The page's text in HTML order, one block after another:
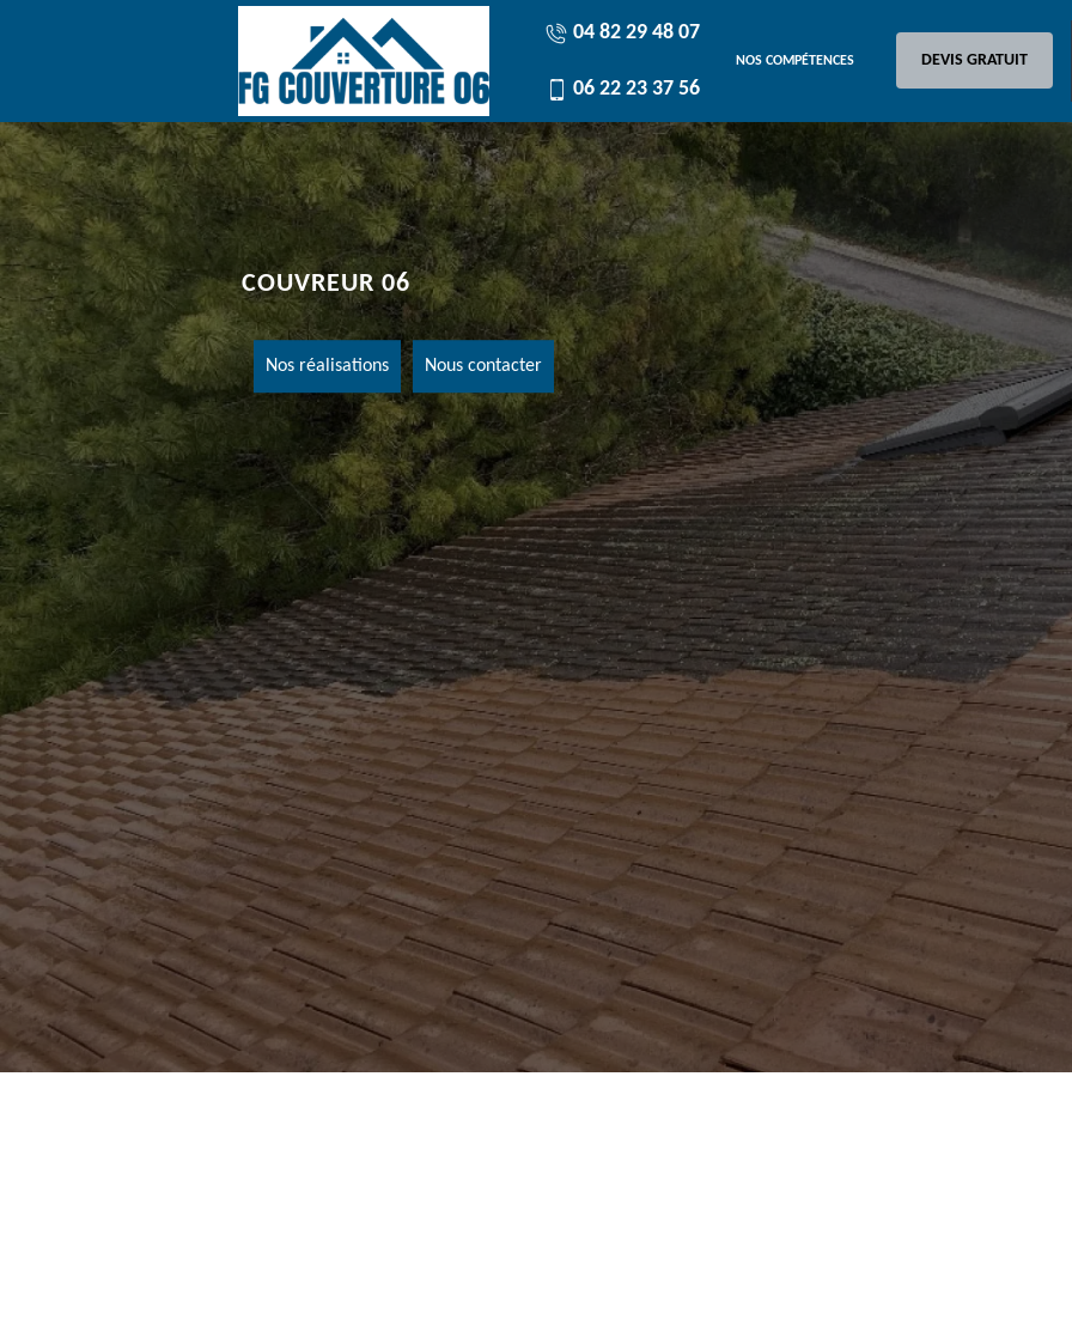
04 82 29 48 07
06 22 23 37 56
NOS COMPÉTENCES DEVIS GRATUIT
COUVREUR 06
Nos réalisations Nous contacter